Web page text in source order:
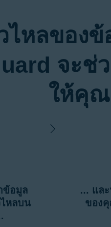
ไหลของ
จะช่
ให้คุณ
ข้อมูล
หลบน
... แล
ของ